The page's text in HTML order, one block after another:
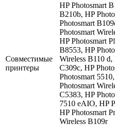
Совместимые
принтеры
HP Photosmart
B210b, HP
Photosmart
Photosmart
HP Photosmart
B8553, HP
Wireless B110
C309c, HP
Photosmart
Photosmart
C5383, HP
7510 eAIO, HP
HP Photosmart
Wireless B109r